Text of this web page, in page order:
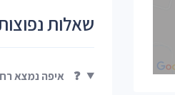
שאלות
❓ איפה נמצא